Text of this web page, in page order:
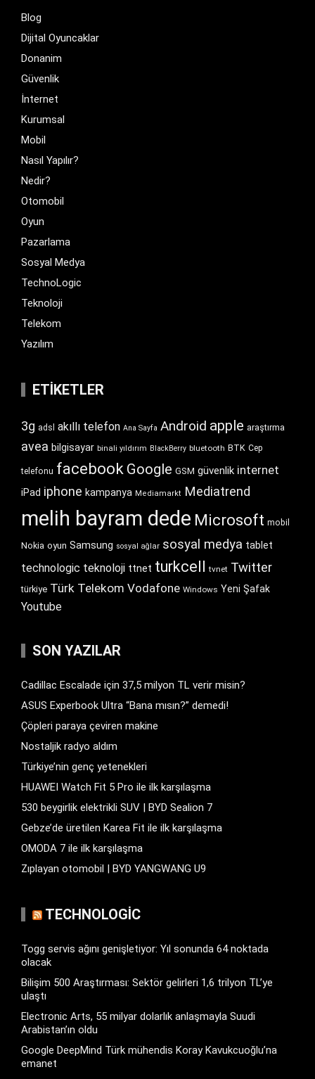
Blog
Dijital Oyuncaklar
Donanim
Güvenlik
İnternet
Kurumsal
Mobil
Nasıl Yapılır?
Nedir?
Otomobil
Oyun
Pazarlama
Sosyal Medya
TechnoLogic
Teknoloji
Telekom
Yazılım
ETIKETLER
3g adsl akıllı telefon Ana Sayfa Android apple araştırma
avea bilgisayar binali yıldırım BlackBerry bluetooth BTK Cep
telefonu facebook Google GSM güvenlik internet
iPad iphone kampanya Mediamarkt Mediatrend
melih bayram dede Microsoft mobil
Nokia oyun Samsung sosyal ağlar sosyal medya tablet
technologic teknoloji ttnet turkcell tvnet Twitter
türkiye Türk Telekom Vodafone Windows Yeni Şafak
Youtube
SON YAZILAR
Cadillac Escalade için 37,5 milyon TL verir misin?
ASUS Experbook Ultra “Bana mısın?” demedi!
Çöpleri paraya çeviren makine
Nostaljik radyo aldım
Türkiye’nin genç yetenekleri
HUAWEI Watch Fit 5 Pro ile ilk karşılaşma
530 beygirlik elektrikli SUV | BYD Sealion 7
Gebze’de üretilen Karea Fit ile ilk karşılaşma
OMODA 7 ile ilk karşılaşma
Zıplayan otomobil | BYD YANGWANG U9
TECHNOLOGIC
Togg servis ağını genişletiyor: Yıl sonunda 64 noktada
olacak
Bilişim 500 Araştırması: Sektör gelirleri 1,6 trilyon TL’ye
ulaştı
Electronic Arts, 55 milyar dolarlık anlaşmayla Suudi
Arabistan’ın oldu
Google DeepMind Türk mühendis Koray Kavukcuoğlu’na
emanet